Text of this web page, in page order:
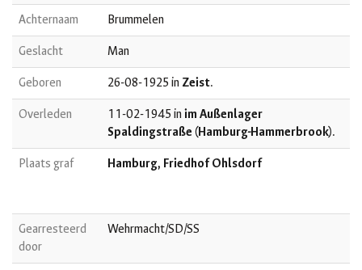
Achternaam Brummelen
Geslacht Man
Geboren 26-08-1925 in Zeist.
Overleden 11-02-1945 in im Außenlager
Spaldingstraße (Hamburg-Hammerbrook).
Plaats graf Hamburg, Friedhof Ohlsdorf
Gearresteerd
door
Wehrmacht/SD/SS